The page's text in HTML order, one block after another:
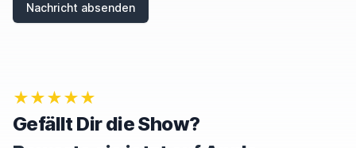
R
E
T
H
Nachricht absenden
★★★★★
Gefällt Dir die Show?